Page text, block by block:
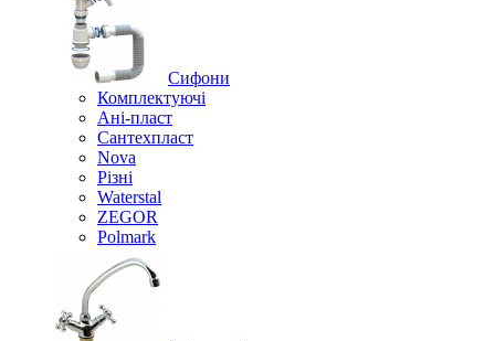
Сифони
Комплектуючі
Ані-пласт
Сантехпласт
Nova
Різні
Waterstal
ZEGOR
Polmark